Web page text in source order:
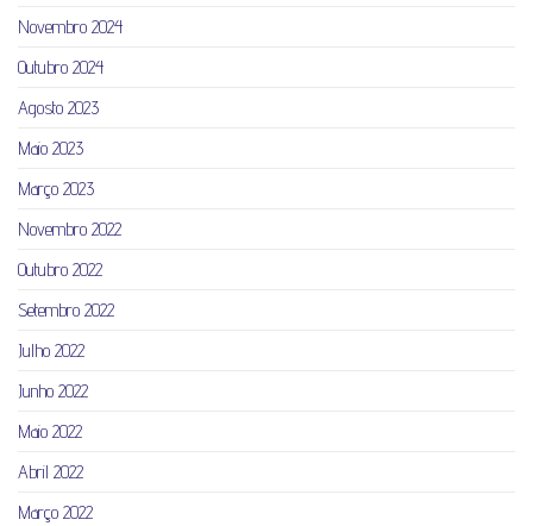
Novembro 2024
Outubro 2024
Agosto 2023
Maio 2023
Março 2023
Novembro 2022
Outubro 2022
Setembro 2022
Julho 2022
Junho 2022
Maio 2022
Abril 2022
Março 2022